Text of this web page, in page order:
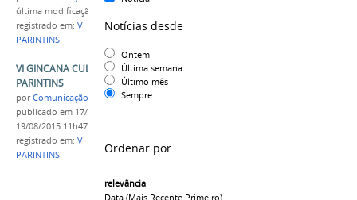
Notícias desde
Ontem
Última semana
Último mês
Sempre
Ordenar por
relevância
Data (mais Recente Primeiro)
última modificação
registrado em: VI GINCANA,Cultura,IFAM
PARINTINS
VI GINCANA CULTURAL DO IFAM CAMPUS
PARINTINS
porComunicação CPR
publicado em 17/08/2015
19/08/2015 11h47
registrado em: VI GINCANA
PARINTINS